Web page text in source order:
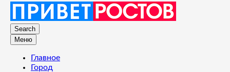
Search
Меню
Главное
Город